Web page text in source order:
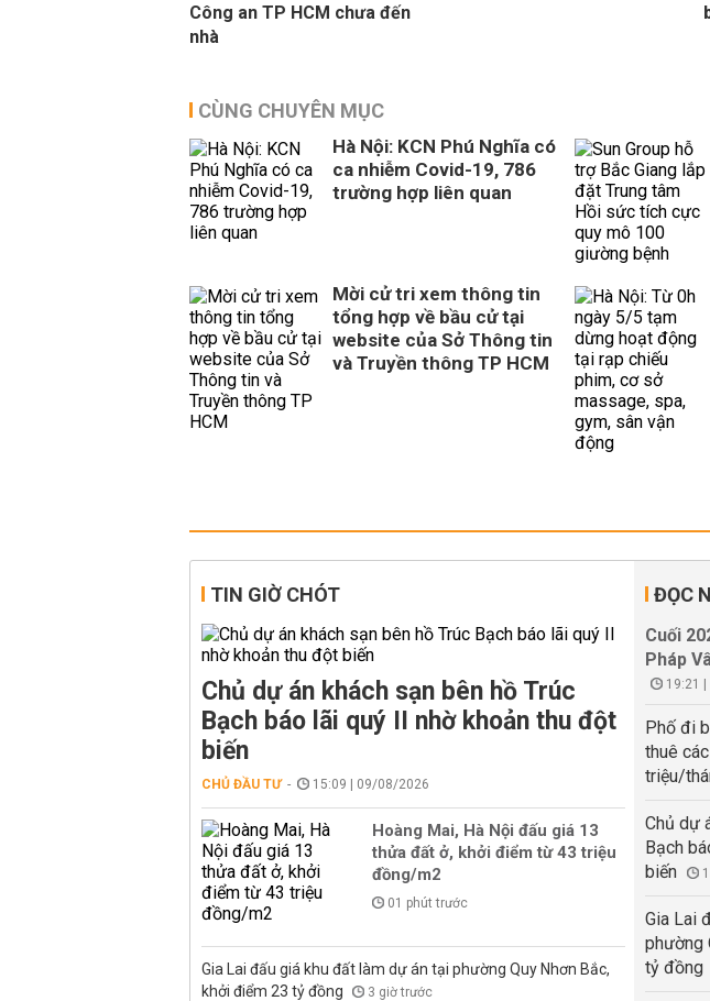
Công an TP HCM chưa đến
nhà
CÙNG CHUYÊN MỤC
Hà Nội: KCN Phú Nghĩa có
ca nhiễm Covid-19, 786
trường hợp liên quan
Mời cử tri xem thông tin
tổng hợp về bầu cử tại
website của Sở Thông tin
và Truyền thông TP HCM
TIN GIỜ CHÓT
Chủ dự án khách sạn bên hồ Trúc
Bạch báo lãi quý II nhờ khoản thu đột
biến
CHỦ ĐẦU TƯ 15:09 | 09/08/2026
Hoàng Mai, Hà Nội đấu giá 13
thửa đất ở, khởi điểm từ 43 triệu
đồng/m2
01 phút trước
Gia Lai đấu giá khu đất làm dự án tại phường Quy Nhơn Bắc,
khởi điểm 23 tỷ đồng
3 giờ trước
ĐỌC
Cuối
Pháp
19:21
Phố đi
thuê
triệu/
Chủ dự
Bạch
biến
Gia Lai
phường
tỷ đồng